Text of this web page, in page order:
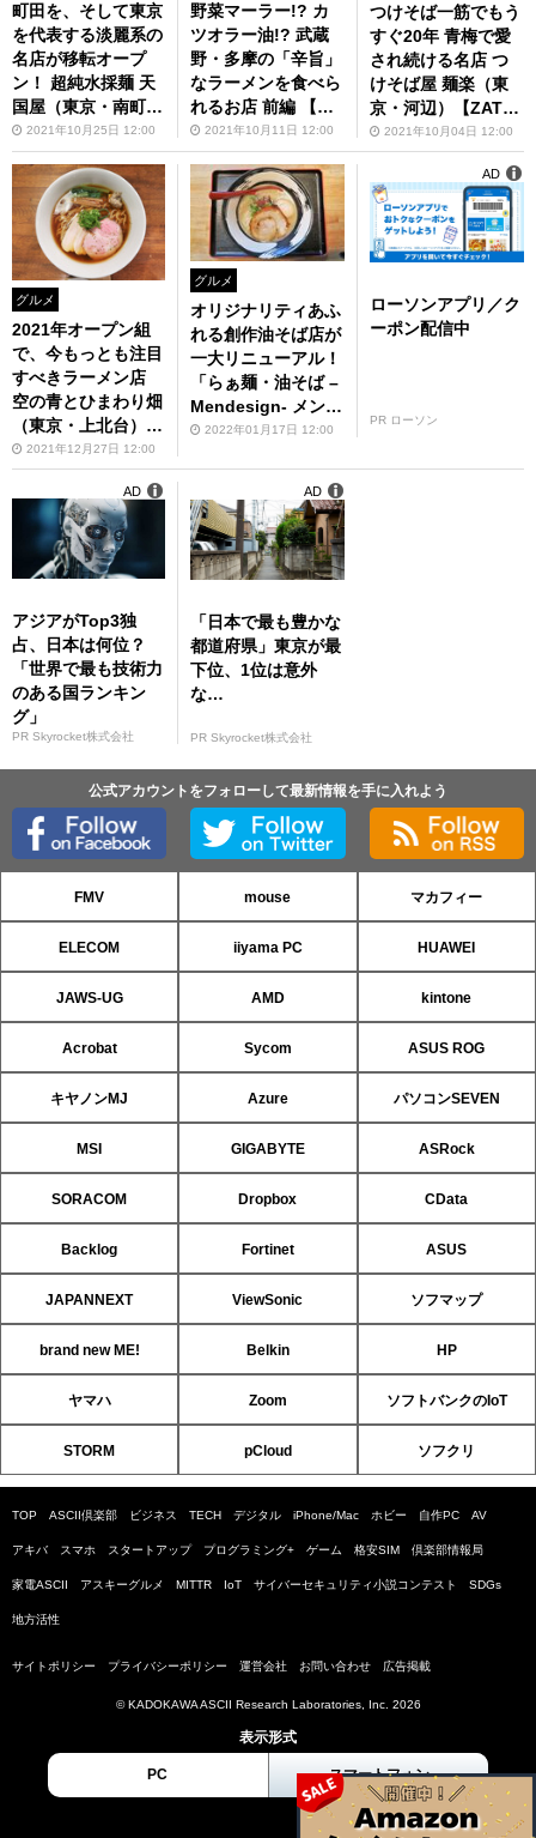
町田を、そして東京
を代表する淡麗系の
名店が移転オープ
ン！ 超純水採麺 天
国屋（東京・南町田
グランベリーパー
ク）【ZATSUのオ
スス麺 in 武蔵野・
多摩】第77回
2021年10月25日 12:00
野菜マーラー!? カ
ツオラー油!? 武蔵
野・多摩の「辛旨」
なラーメンを食べら
れるお店 前編 【ZA
TSUのオスス麺 in
武蔵野・多摩】第75
回
2021年10月11日 12:00
つけそば一筋でもう
すぐ20年 青梅で愛
され続ける名店 つ
けそば屋 麺楽（東
京・河辺）【ZATS
Uのオスス麺 in 武蔵
野・多摩】第74回
2021年10月04日 12:00
グルメ
2021年オープン組
で、今もっとも注目
すべきラーメン店
空の青とひまわり畑
（東京・上北台）
【ZATSUのオスス
麺 in 武蔵野・多
摩】第86回
2021年12月27日 12:00
グルメ
オリジナリティあふ
れる創作油そば店が
一大リニューアル！
「らぁ麺・油そば –
Mendesign- メンデ
ザイン」（東京・花
のオスス麺 in 武蔵
野・多摩】第87回
2022年01月17日 12:00
ローソンアプリ／ク
ーポン配信中
PR ローソン
AD
アジアがTop3独
占、日本は何位？
「世界で最も技術力
のある国ランキン
グ」
PR Skyrocket株式会社
AD
「日本で最も豊かな
都道府県」東京が最
下位、1位は意外
な…
PR Skyrocket株式会社
AD
公式アカウントをフォローして最新情報を手に入れよう
FMV mouse マカフィー
ELECOM iiyama PC HUAWEI
JAWS-UG AMD kintone
Acrobat Sycom ASUS ROG
キヤノンMJ Azure パソコンSEVEN
MSI GIGABYTE ASRock
SORACOM Dropbox CData
Backlog Fortinet ASUS
JAPANNEXT ViewSonic ソフマップ
brand new ME! Belkin HP
ヤマハ Zoom ソフトバンクのIoT
STORM pCloud ソフクリ
TOP ASCII倶楽部 ビジネス TECH デジタル iPhone/Mac ホビー 自作PC AV
アキバ スマホ スタートアップ プログラミング+ ゲーム 格安SIM 倶楽部情報局
家電ASCII アスキーグルメ MITTR IoT サイバーセキュリティ小説コンテスト SDGs
地方活性
サイトポリシー プライバシーポリシー 運営会社 お問い合わせ 広告掲載
© KADOKAWA ASCII Research Laboratories, Inc. 2026
表示形式
PC スマートフォン